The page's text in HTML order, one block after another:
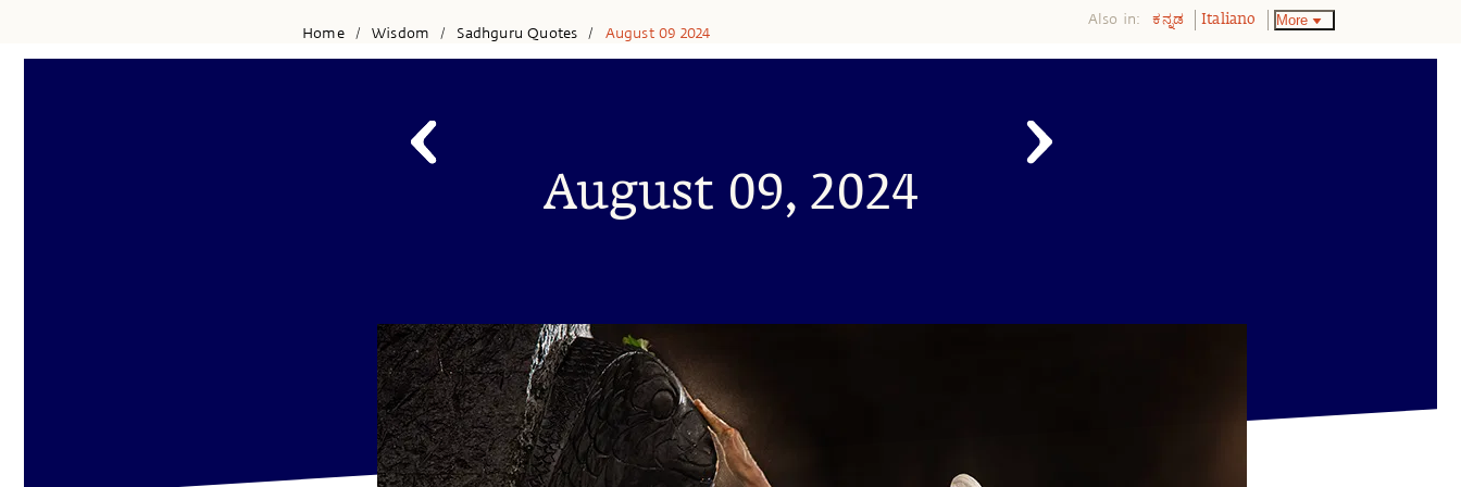
Home / Wisdom / Sadhguru Quotes / August 09 2024
Also in: ಕನ್ನಡ Italiano More
August 09, 2024